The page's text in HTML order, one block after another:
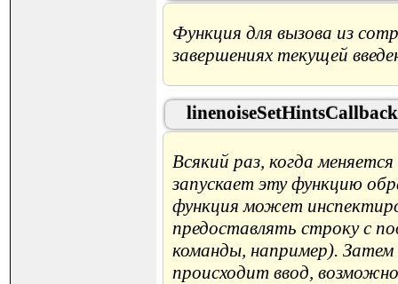
Функция для вызова из
завершениях текущей
Всякий раз, когда
запускает эту функцию
функция может
предоставлять строку с
команды, например).
происходит ввод,